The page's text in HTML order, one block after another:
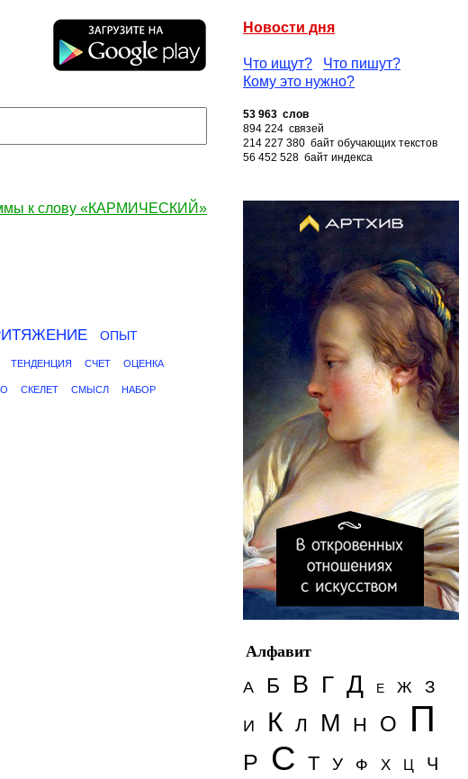
Новости дня
Что ищут?
Что пишут?
Кому это нужно?
53 963 слов
894 224 связей
214 227 380 байт обучающих текстов
56 452 528 байт индекса
к слову «КАРМИЧЕСКИЙ»
ОПЫТ
ТЕНДЕНЦИЯ СЧЕТ ОЦЕНКА
СКЕЛЕТ СМЫСЛ НАБОР
Алфавит
А
Б В Г Д Е Ж З
И К Л М Н О П
Р С Т У Ф Х Ц Ч